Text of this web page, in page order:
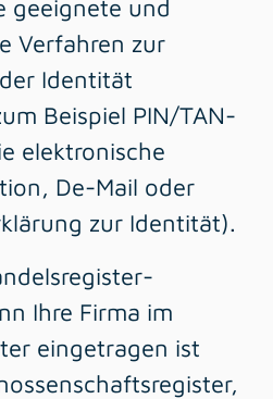
geeignete und
Verfahren zur
Identität
Beispiel PIN/TAN-
elektronische
De-Mail oder
zur Identität).
Ihre Firma im
eingetragen ist